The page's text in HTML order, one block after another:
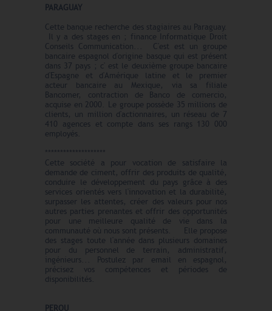
PARAGUAY
Cette banque recherche des stagiaires au Paraguay.
Il y a des stages en ; finance Informatique Droit
Conseils Communication... C'est est un groupe
bancaire espagnol d'origine basque qui est présent
dans 37 pays ; c' est le deuxième groupe bancaire
d'Espagne et d'Amérique latine et le premier
acteur bancaire au Mexique, via sa filiale
Bancomer, contraction de Banco de comercio,
acquise en 2000. Le groupe possède 35 millions de
clients, un million d'actionnaires, un réseau de 7
410 agences et compte dans ses rangs 130 000
employés.
Cette société a pour vocation de satisfaire la
demande de ciment, offrir des produits de qualité,
conduire le développement du pays grâce à des
services orientés vers l'innovation et la durabilité,
surpasser les attentes, créer des valeurs pour nos
autres parties prenantes et offrir des opportunités
pour une meilleure qualité de vie dans la
communauté où nous sont présents. Elle propose
des stages toute l'année dans plusieurs domaines
pour du personnel de terrain, administratif,
ingénieurs... Postulez par email en espagnol,
précisez vos compétences et périodes de
disponibilités.
PEROU